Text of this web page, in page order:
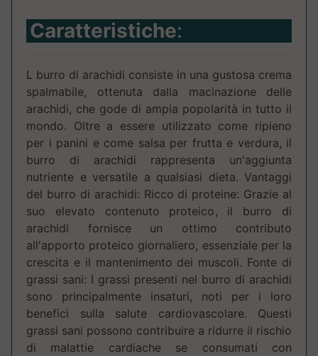
Caratteristiche:
L burro di arachidi consiste in una gustosa crema
spalmabile, ottenuta dalla macinazione delle
arachidi, che gode di ampia popolarità in tutto il
mondo. Oltre a essere utilizzato come ripieno
per i panini e come salsa per frutta e verdura, il
burro di arachidi rappresenta un'aggiunta
nutriente e versatile a qualsiasi dieta. Vantaggi
del burro di arachidi: Ricco di proteine: Grazie al
suo elevato contenuto proteico, il burro di
arachidi fornisce un ottimo contributo
all'apporto proteico giornaliero, essenziale per la
crescita e il mantenimento dei muscoli. Fonte di
grassi sani: I grassi presenti nel burro di arachidi
sono principalmente insaturi, noti per i loro
benefici sulla salute cardiovascolare. Questi
grassi sani possono contribuire a ridurre il rischio
di malattie cardiache se consumati con